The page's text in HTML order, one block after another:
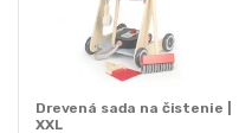
Drevená sada na čistenie |
XXL